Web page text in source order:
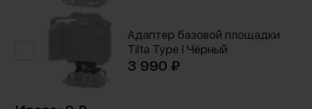
Адаптер базовой площадки
Tilta Type I Чёрный
3 990 ₽